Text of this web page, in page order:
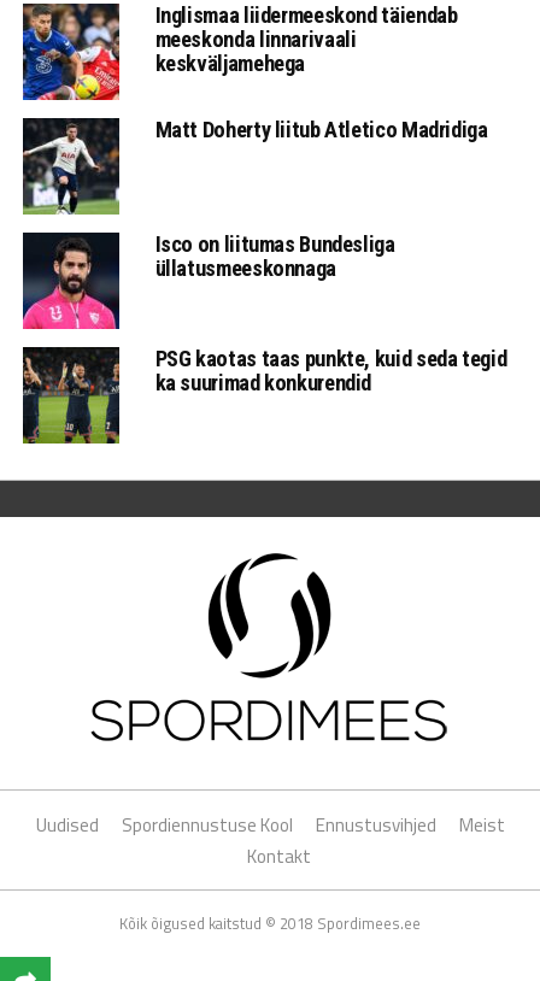
Inglismaa liidermeeskond täiendab
meeskonda linnarivaali
keskväljamehega
Matt Doherty liitub Atletico Madridiga
Isco on liitumas Bundesliga
üllatusmeeskonnaga
PSG kaotas taas punkte, kuid seda tegid
ka suurimad konkurendid
Uudised Spordiennustuse Kool Ennustusvihjed
Meist
Kontakt
Kõik õigused kaitstud © 2018 Spordimees.ee